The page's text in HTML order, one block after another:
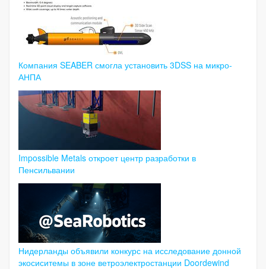
Компания SEABER смогла установить 3DSS на микро-
АНПА
Impossible Metals откроет центр разработки в
Пенсильвании
Нидерланды объявили конкурс на исследование донной
экосиситемы в зоне ветроэлектростанции Doordewind